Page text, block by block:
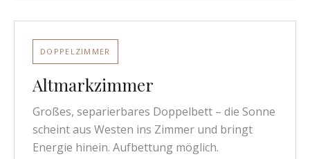
DOPPELZIMMER
Altmarkzimmer
Großes, separierbares Doppelbett – die Sonne
scheint aus Westen ins Zimmer und bringt
Energie hinein. Aufbettung möglich.